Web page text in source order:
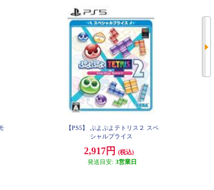
【PS5】 ぷよぷよテトリス２ スペ
シャルプライス
2,917円
(税込)
発送目安: 3営業日